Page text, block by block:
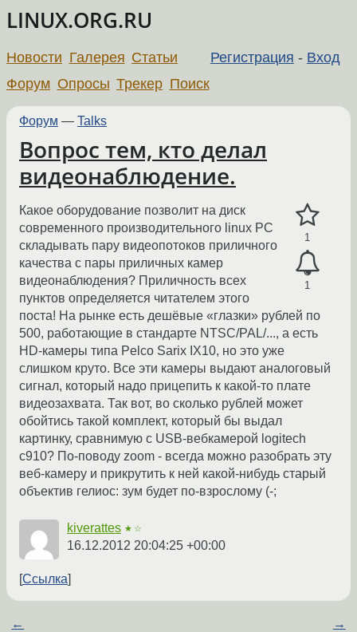
LINUX.ORG.RU
Регистрация - Вход
Новости Галерея Статьи
Форум Опросы Трекер Поиск
Форум — Talks
Вопрос тем, кто делал
видеонаблюдение.
1
1
Какое оборудование позволит на диск
современного производительного linux PC
складывать пару видеопотоков приличного
качества с пары приличных камер
видеонаблюдения? Приличность всех
пунктов определяется читателем этого
поста! На рынке есть дешёвые «глазки» рублей по
500, работающие в стандарте NTSC/PAL/..., а есть
HD-камеры типа Pelco Sarix IX10, но это уже
слишком круто. Все эти камеры выдают аналоговый
сигнал, который надо прицепить к какой-то плате
видеозахвата. Так вот, во сколько рублей может
обойтись такой комплект, который бы выдал
картинку, сравнимую с USB-вебкамерой logitech
c910? По-поводу zoom - всегда можно разобрать эту
веб-камеру и прикрутить к ней какой-нибудь старый
объектив гелиос: зум будет по-взрослому (-;
kiverattes ★☆
16.12.2012 20:04:25 +00:00
Ссылка
← →